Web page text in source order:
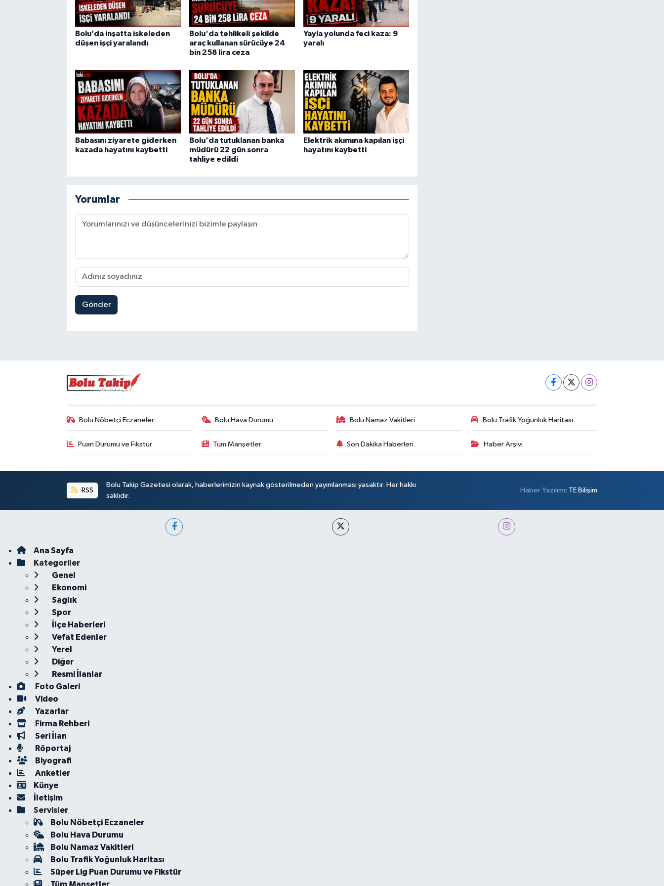
Bolu’da inşatta iskeleden
düşen işçi yaralandı
Bolu'da tehlikeli şekilde
araç kullanan sürücüye 24
bin 258 lira ceza
Yayla yolunda feci kaza: 9
yaralı
Babasını ziyarete giderken
kazada hayatını kaybetti
Bolu'da tutuklanan banka
müdürü 22 gün sonra
tahliye edildi
Elektrik akımına kapılan işçi
hayatını kaybetti
Yorumlar
Gönder
Bolu Nöbetçi Eczaneler Bolu Hava Durumu Bolu Namaz Vakitleri Bolu Trafik Yoğunluk Haritası
Puan Durumu ve Fikstür Tüm Manşetler Son Dakika Haberleri Haber Arşivi
RSS
Bolu Takip Gazetesi olarak, haberlerimizin kaynak gösterilmeden yayımlanması yasaktır. Her hakkı
saklıdır.
Haber Yazılımı: TE Bilişim
Ana Sayfa
Kategoriler
Genel
Ekonomi
Sağlık
Spor
İlçe Haberleri
Vefat Edenler
Yerel
Diğer
Resmi İlanlar
Foto Galeri
Video
Yazarlar
Firma Rehberi
Seri İlan
Röportaj
Biyografi
Anketler
Künye
İletişim
Servisler
Bolu Nöbetçi Eczaneler
Bolu Hava Durumu
Bolu Namaz Vakitleri
Bolu Trafik Yoğunluk Haritası
Süper Lig Puan Durumu ve Fikstür
Tüm Manşetler